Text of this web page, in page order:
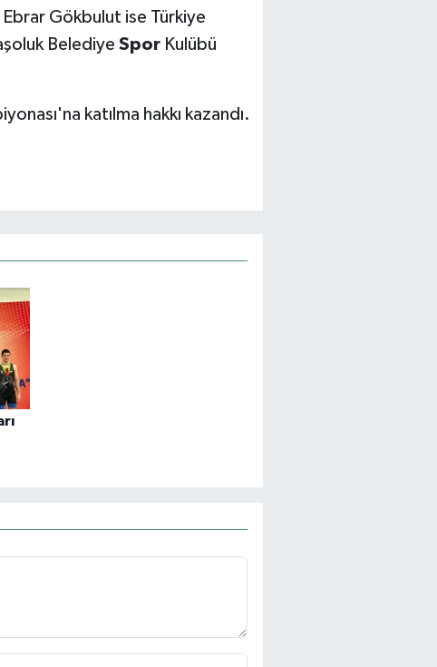
Ebrar Gökbulut ise Türkiye
Belediye Spor Kulübü
katılma hakkı kazandı.